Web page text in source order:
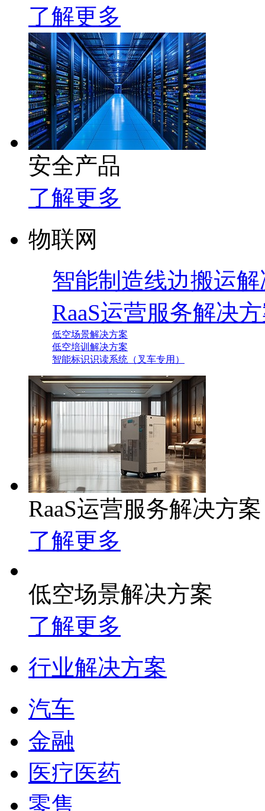
了解更多
安全产品
了解更多
物联网
智能制造线边搬运
RaaS运营服务解决
低空场景解决方案
低空培训解决方案
智能标识识读系统（叉车专用）
RaaS运营服务解决方案
了解更多
低空场景解决方案
了解更多
行业解决方案
汽车
金融
医疗医药
零售